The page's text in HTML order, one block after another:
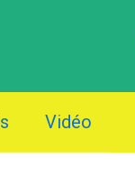
Vidéo